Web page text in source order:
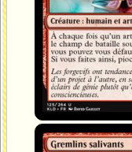
Gremlins salivants